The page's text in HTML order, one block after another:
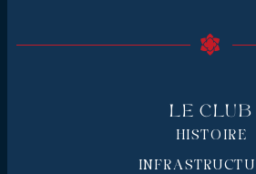
Le Club
HISTOIRE